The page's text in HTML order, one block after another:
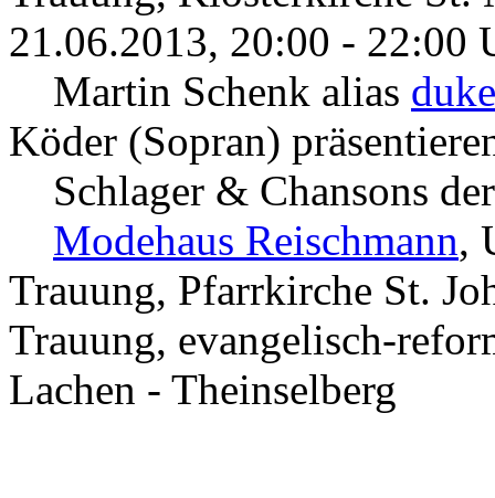
21.06.2013, 20:00 - 22:00
Martin Schenk alias
Köder (Sopran)
Schlager & Chansons
Modehaus Reischmann,
Trauung, Pfarrkirche St.
Trauung, evangelisch-
Lachen - Theinselberg